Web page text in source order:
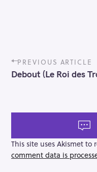
P
o
s
a
g
a
t
PREVIOUS ARTICLE
Debout (Le Roi des
This site uses Akismet to
comment data is